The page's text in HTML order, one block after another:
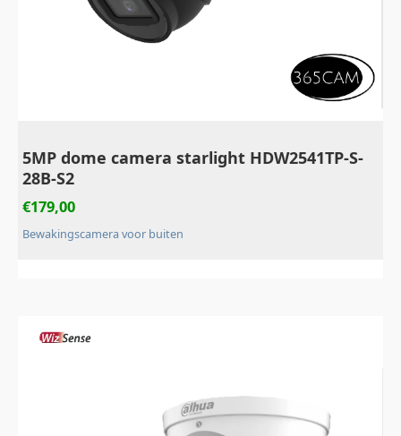
5MP dome camera starlight HDW2541TP-S-
28B-S2
€179,00
Bewakingscamera voor buiten